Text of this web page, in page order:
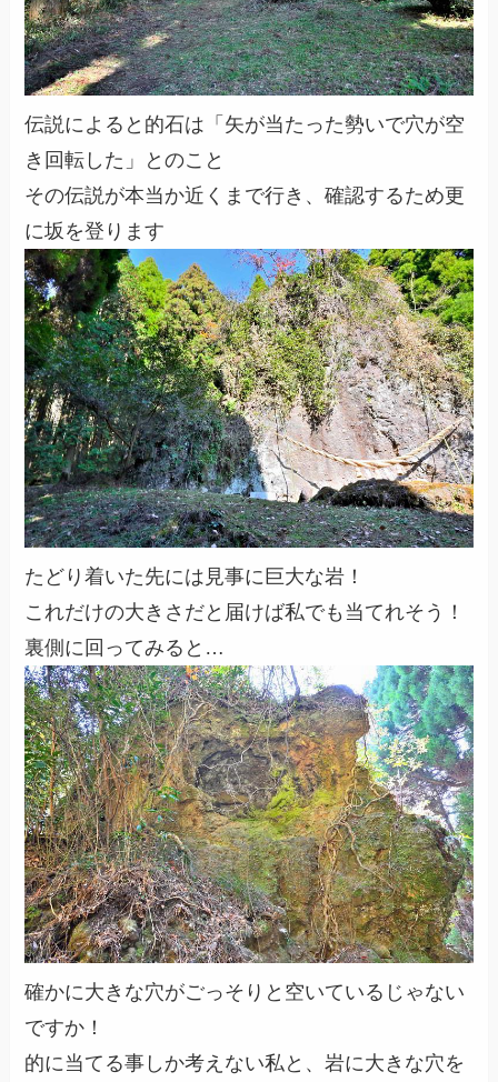
伝説によると的石は「矢が当たった勢いで穴が空
き回転した」とのこと
その伝説が本当か近くまで行き、確認するため更
に坂を登ります
たどり着いた先には見事に巨大な岩！
これだけの大きさだと届けば私でも当てれそう！
裏側に回ってみると…
確かに大きな穴がごっそりと空いているじゃない
ですか！
的に当てる事しか考えない私と、岩に大きな穴を